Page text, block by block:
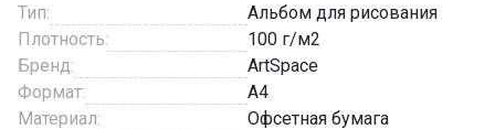
Тип:
Альбом для рисования
Плотность:
100 г/м2
Бренд:
ArtSpace
Формат:
A4
Материал:
Офсетная бумага